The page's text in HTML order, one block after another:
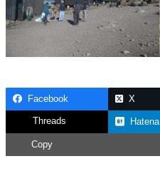
Facebook X
Threads Hatena
Copy